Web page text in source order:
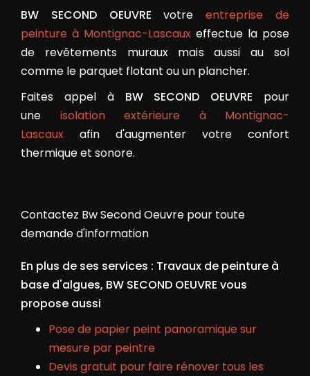
BW SECOND OEUVRE votreentreprise de
peinture à Montignac-Lascaux effectue la pose
de revêtements muraux mais aussi au sol
comme le parquet flotant ou un plancher.
Faites appel à BW SECOND OEUVRE pour
une isolation extérieure à Montignac-
Lascaux afin d'augmenter votre confort
thermique et sonore.
Contactez Bw Second Oeuvre pour toute
demande d'information
En plus de ses services : Travaux de peinture à
base d'algues, BW SECOND OEUVRE vous
propose aussi
Pose de papier peint panoramique sur
mesure par peintre
Devis gratuit pour faire rénover tous les